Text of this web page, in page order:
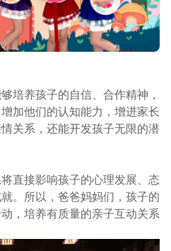
培养孩子的自信、合作精神，
加他们的认知能力，增进家长
关系，还能开发孩子无限的潜
直接影响孩子的心理发展、态
。所以，爸爸妈妈们，孩子的
，培养有质量的亲子互动关系